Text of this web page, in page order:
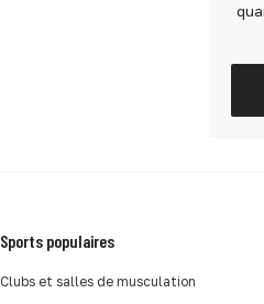
Sports populaires
Clubs et salles de musculation